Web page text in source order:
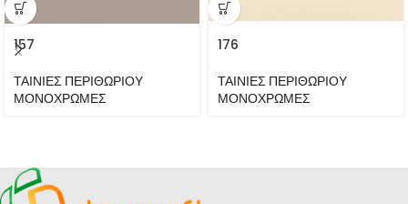
157
ΤΑΙΝΙΕΣ ΠΕΡΙΘΩΡΙΟΥ
ΜΟΝΟΧΡΩΜΕΣ
176
ΤΑΙΝΙΕΣ ΠΕΡΙΘΩΡΙΟΥ
ΜΟΝΟΧΡΩΜΕΣ